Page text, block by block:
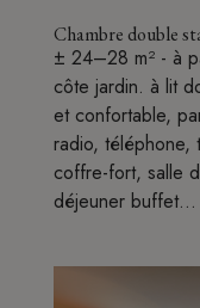
Chambre double
± 24–28 m² - à
côte jardin. à lit
et confortable,
radio, téléphone,
coffre-fort, salle
déjeuner buffet...